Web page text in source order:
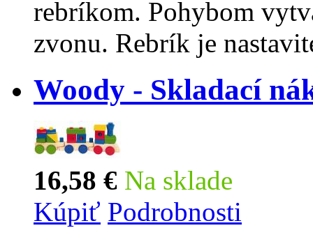
rebríkom. Pohybom
zvonu. Rebrík je
Woody - Skladací
16,58 € Na sklade
Kúpiť Podrobnosti